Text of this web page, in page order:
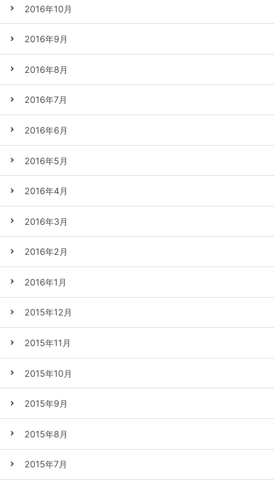
2016年10月
2016年9月
2016年8月
2016年7月
2016年6月
2016年5月
2016年4月
2016年3月
2016年2月
2016年1月
2015年12月
2015年11月
2015年10月
2015年9月
2015年8月
2015年7月